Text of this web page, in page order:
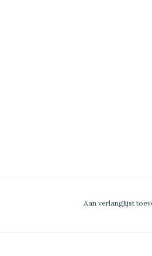
Aan verlanglijst